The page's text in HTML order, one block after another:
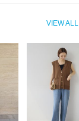
VIEW ALL